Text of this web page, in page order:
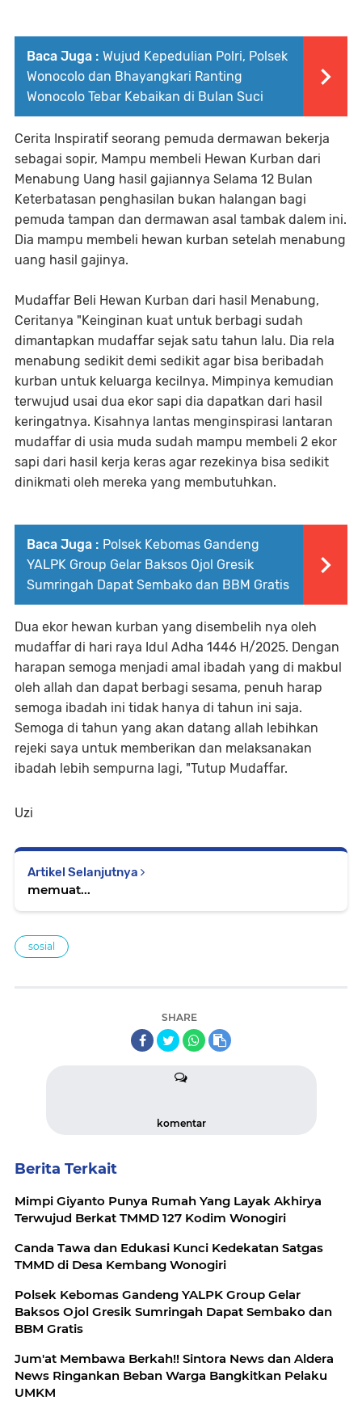
Baca Juga : Wujud Kepedulian Polri, Polsek
Wonocolo dan Bhayangkari Ranting
Wonocolo Tebar Kebaikan di Bulan Suci
Cerita Inspiratif seorang pemuda dermawan bekerja
sebagai sopir, Mampu membeli Hewan Kurban dari
Menabung Uang hasil gajiannya Selama 12 Bulan
Keterbatasan penghasilan bukan halangan bagi
pemuda tampan dan dermawan asal tambak dalem ini.
Dia mampu membeli hewan kurban setelah menabung
uang hasil gajinya.
Mudaffar Beli Hewan Kurban dari hasil Menabung,
Ceritanya "Keinginan kuat untuk berbagi sudah
dimantapkan mudaffar sejak satu tahun lalu. Dia rela
menabung sedikit demi sedikit agar bisa beribadah
kurban untuk keluarga kecilnya. Mimpinya kemudian
terwujud usai dua ekor sapi dia dapatkan dari hasil
keringatnya. Kisahnya lantas menginspirasi lantaran
mudaffar di usia muda sudah mampu membeli 2 ekor
sapi dari hasil kerja keras agar rezekinya bisa sedikit
dinikmati oleh mereka yang membutuhkan.
Baca Juga : Polsek Kebomas Gandeng
YALPK Group Gelar Baksos Ojol Gresik
Sumringah Dapat Sembako dan BBM Gratis
Dua ekor hewan kurban yang disembelih nya oleh
mudaffar di hari raya Idul Adha 1446 H/2025. Dengan
harapan semoga menjadi amal ibadah yang di makbul
oleh allah dan dapat berbagi sesama, penuh harap
semoga ibadah ini tidak hanya di tahun ini saja.
Semoga di tahun yang akan datang allah lebihkan
rejeki saya untuk memberikan dan melaksanakan
ibadah lebih sempurna lagi, "Tutup Mudaffar.
Uzi
Artikel Selanjutnya
memuat...
sosial
SHARE
komentar
Berita Terkait
Mimpi Giyanto Punya Rumah Yang Layak Akhirya
Terwujud Berkat TMMD 127 Kodim Wonogiri
Canda Tawa dan Edukasi Kunci Kedekatan Satgas
TMMD di Desa Kembang Wonogiri
Polsek Kebomas Gandeng YALPK Group Gelar
Baksos Ojol Gresik Sumringah Dapat Sembako dan
BBM Gratis
Jum'at Membawa Berkah!! Sintora News dan Aldera
News Ringankan Beban Warga Bangkitkan Pelaku
UMKM